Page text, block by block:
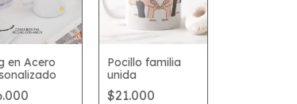
en Acero
Pocillo familia
unida
$21.000